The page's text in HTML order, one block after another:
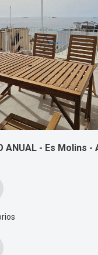
ANUAL - Es Molins -